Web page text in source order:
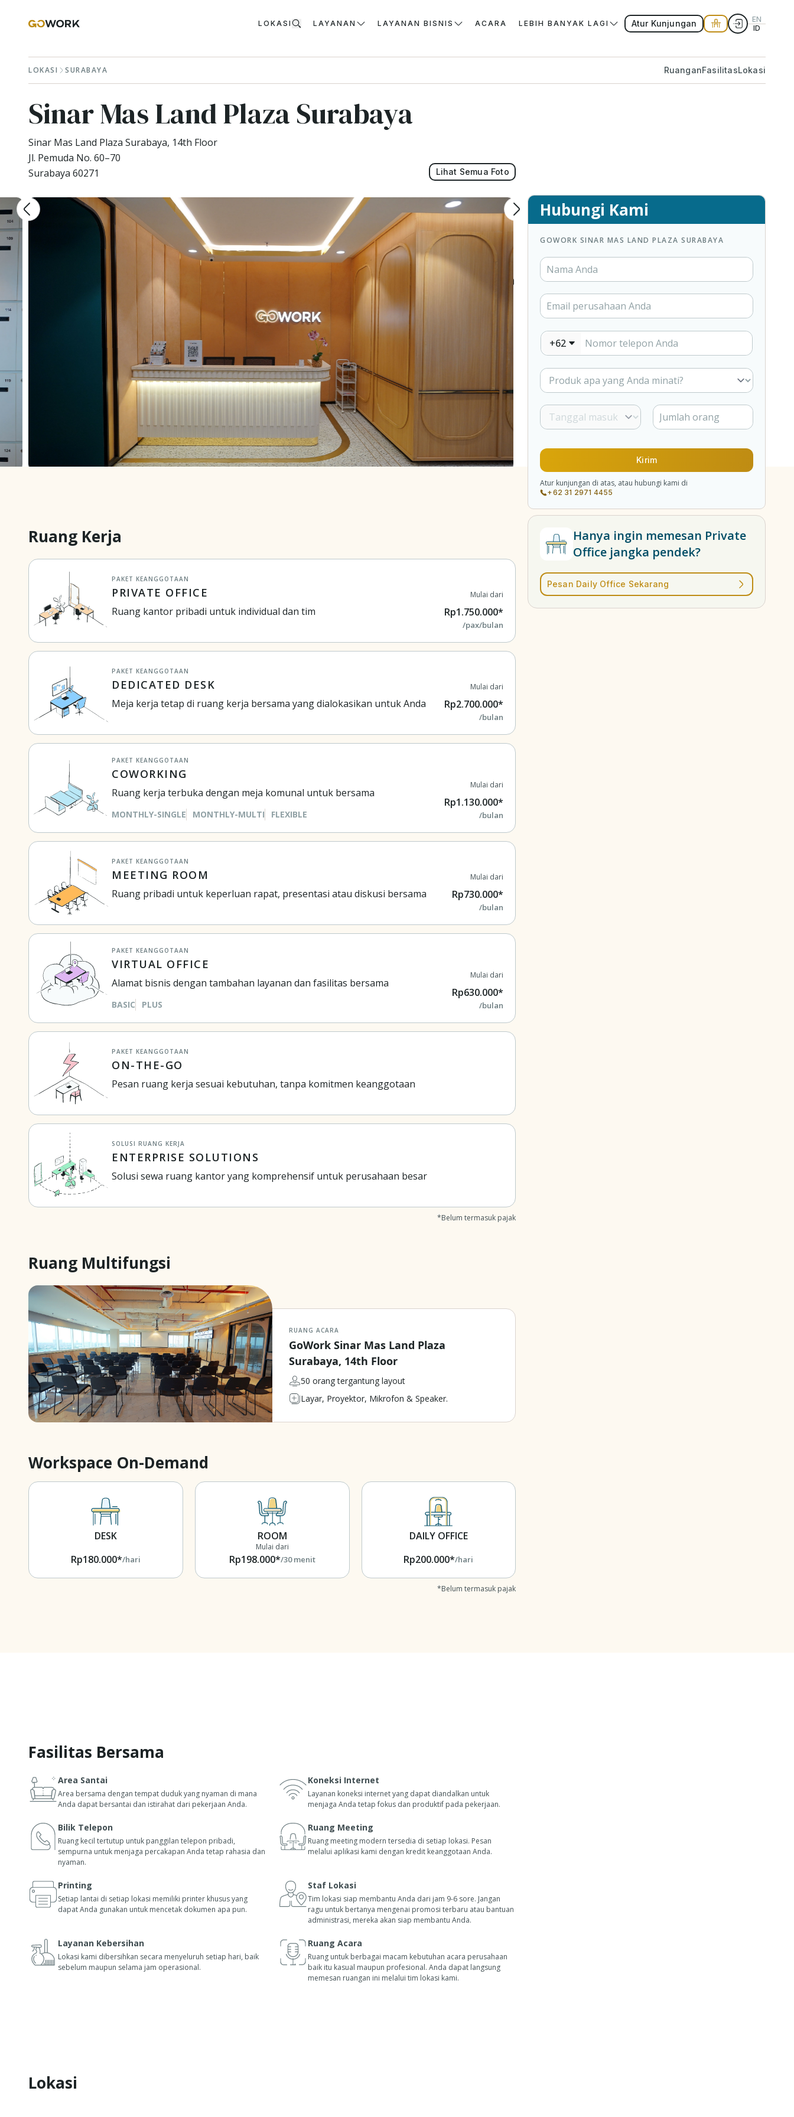
LOKASI LAYANAN LAYANAN BISNIS ACARA LEBIH BANYAK LAGI Atur Kunjungan
EN
ID
LOKASI SURABAYA RuanganFasilitasLokasi
Sinar Mas Land Plaza Surabaya
Sinar Mas Land Plaza Surabaya, 14th Floor
Jl. Pemuda No. 60–70
Surabaya 60271
Lihat Semua Foto
Mencari tempat kerja yang sempurna di Surabaya dengan lokasi strategis dan fasilitas
lengkap? GoWork Sinar Mas Land Plaza Surabaya adalah jawabannya. Ruang kerja bersama
dan kantor kami memiliki desain elegan dan teknologi mutakhir, dengan sempurna
menggabungkan kenyamanan dan gaya. Dikelilingi oleh berbagai macam bisnis, lokasi kami
menawarkan kesempatan untuk memperluas jaringan dan menjelajahi prospek bisnis
baru. Jangan lewatkan kesempatan untuk bergabung dengan komunitas bisnis yang
dinamis di Surabaya di GoWork Sinar Mas Land Plaza.
Ruang Kerja
PAKET KEANGGOTAAN
PRIVATE OFFICE
Ruang kantor pribadi untuk individual dan tim
Mulai dari
Rp1.750.000*
/pax/bulan
PAKET KEANGGOTAAN
DEDICATED DESK
Meja kerja tetap di ruang kerja bersama yang dialokasikan untuk Anda
Mulai dari
Rp2.700.000*
/bulan
PAKET KEANGGOTAAN
COWORKING
Ruang kerja terbuka dengan meja komunal untuk bersama
MONTHLY-SINGLE MONTHLY-MULTI FLEXIBLE
Mulai dari
Rp1.130.000*
/bulan
PAKET KEANGGOTAAN
MEETING ROOM
Ruang pribadi untuk keperluan rapat, presentasi atau diskusi bersama
Mulai dari
Rp730.000*
/bulan
PAKET KEANGGOTAAN
VIRTUAL OFFICE
Alamat bisnis dengan tambahan layanan dan fasilitas bersama
BASIC PLUS
Mulai dari
Rp630.000*
/bulan
PAKET KEANGGOTAAN
ON-THE-GO
Pesan ruang kerja sesuai kebutuhan, tanpa komitmen keanggotaan
SOLUSI RUANG KERJA
ENTERPRISE SOLUTIONS
Solusi sewa ruang kantor yang komprehensif untuk perusahaan besar
*Belum termasuk pajak
Ruang Multifungsi
RUANG ACARA
GoWork Sinar Mas Land Plaza
Surabaya, 14th Floor
50 orang tergantung layout
Layar, Proyektor, Mikrofon & Speaker.
Workspace On-Demand
DESK
Rp180.000*/hari
ROOM
Mulai dari
Rp198.000*/30 menit
DAILY OFFICE
Rp200.000*/hari
*Belum termasuk pajak
Fasilitas Bersama
Area Santai
Area bersama dengan tempat duduk yang nyaman di mana
Anda dapat bersantai dan istirahat dari pekerjaan Anda.
Koneksi Internet
Layanan koneksi internet yang dapat diandalkan untuk
menjaga Anda tetap fokus dan produktif pada pekerjaan.
Bilik Telepon
Ruang kecil tertutup untuk panggilan telepon pribadi,
sempurna untuk menjaga percakapan Anda tetap rahasia dan
nyaman.
Ruang Meeting
Ruang meeting modern tersedia di setiap lokasi. Pesan
melalui aplikasi kami dengan kredit keanggotaan Anda.
Printing
Setiap lantai di setiap lokasi memiliki printer khusus yang
dapat Anda gunakan untuk mencetak dokumen apa pun.
Staf Lokasi
Tim lokasi siap membantu Anda dari jam 9-6 sore. Jangan
ragu untuk bertanya mengenai promosi terbaru atau bantuan
administrasi, mereka akan siap membantu Anda.
Layanan Kebersihan
Lokasi kami dibersihkan secara menyeluruh setiap hari, baik
sebelum maupun selama jam operasional.
Ruang Acara
Ruang untuk berbagai macam kebutuhan acara perusahaan
baik itu kasual maupun profesional. Anda dapat langsung
memesan ruangan ini melalui tim lokasi kami.
Lokasi
Hubungi Kami
GOWORK SINAR MAS LAND PLAZA SURABAYA
+62
Kirim
Atur kunjungan di atas, atau hubungi kami di
+62 31 2971 4455
Hanya ingin memesan Private
Office jangka pendek?
Pesan Daily Office Sekarang